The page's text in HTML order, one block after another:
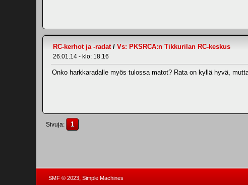
RC-kerhot ja -radat/ Vs: PKSRCA:n Tikkurilan RC-keskus
26.01.14 - klo: 18.16
Onko harkkaradalle myös tulossa matot? Rata on kyllä hyvä,
Sivuja 1
SMF © 2023, Simple Machines